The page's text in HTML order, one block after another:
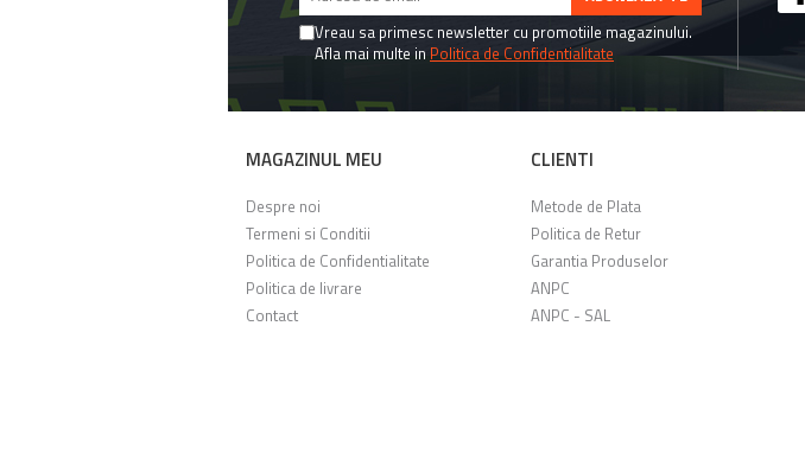
Vreau sa primesc newsletter cu promotiile magazinului.
Afla mai multe in Politica de Confidentialitate
MAGAZINUL MEU
Despre noi
Termeni si Conditii
Politica de Confidentialitate
Politica de livrare
Contact
CLIENTI
Metode de Plata
Politica de Retur
Garantia Produselor
ANPC
ANPC - SAL